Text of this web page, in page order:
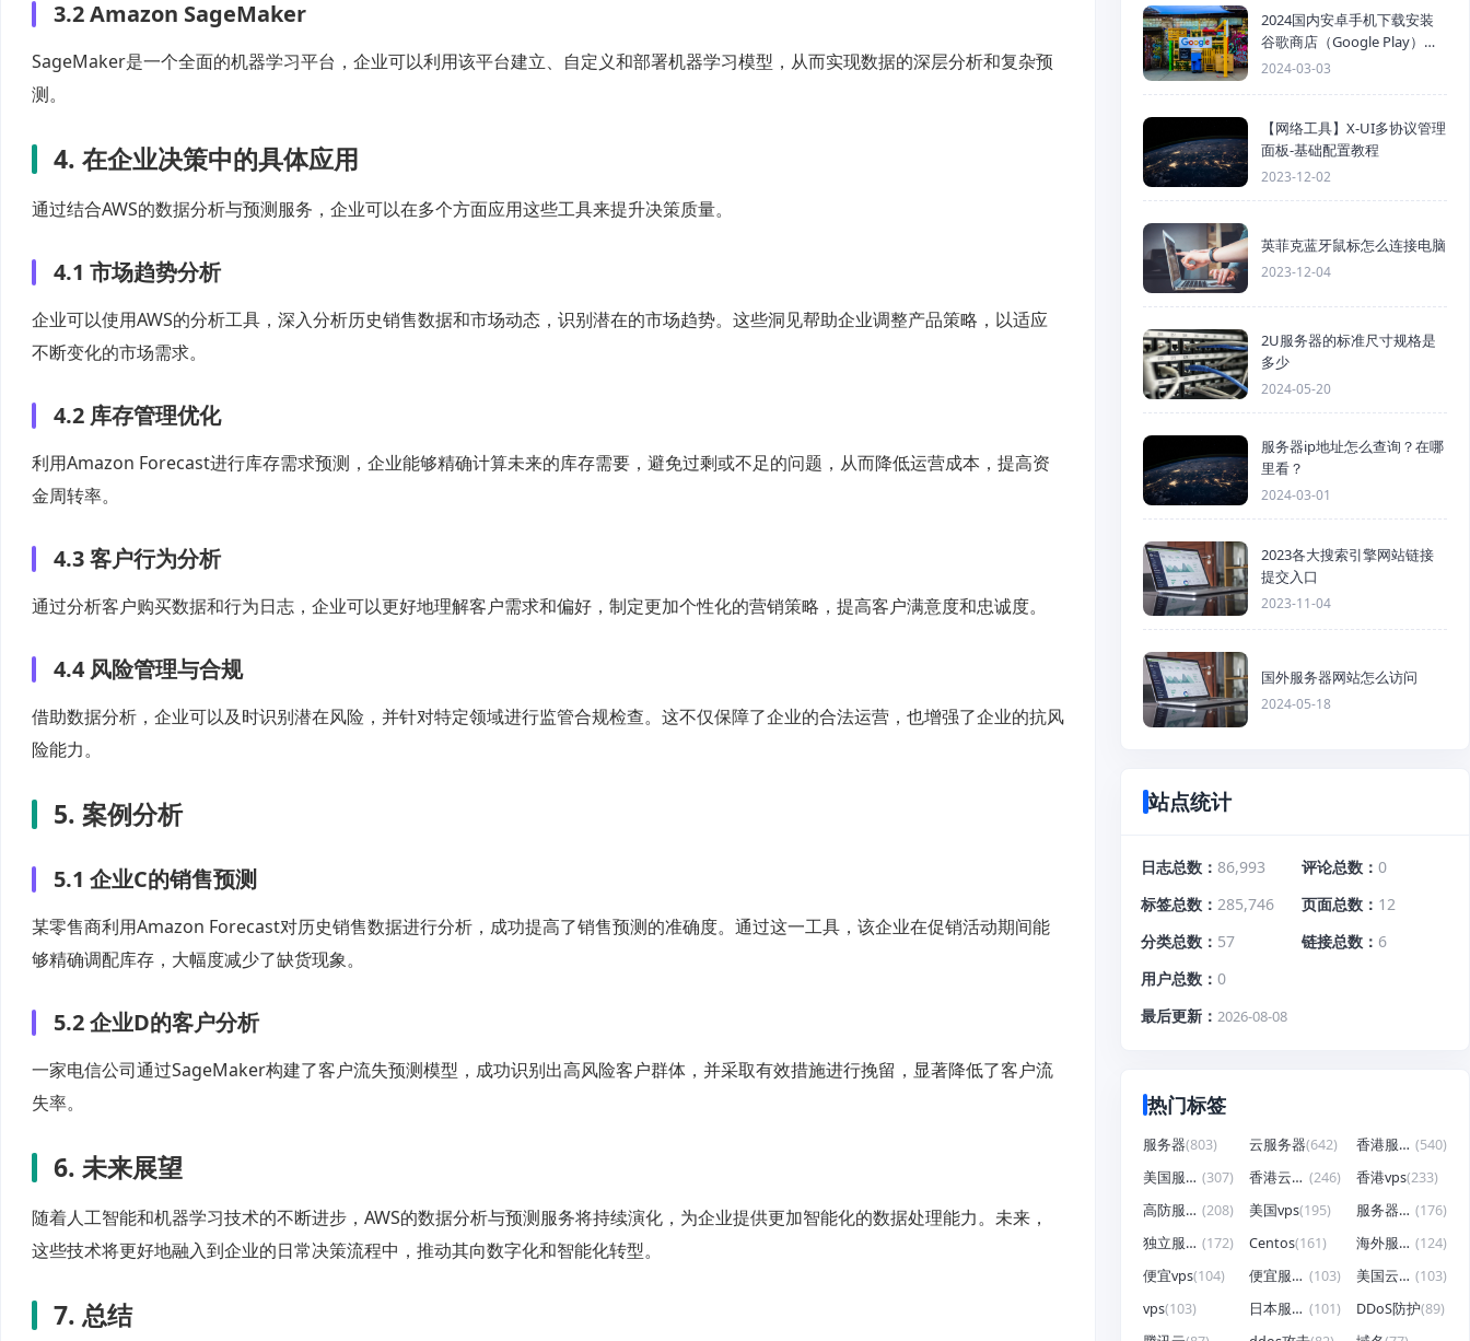
3.2 Amazon SageMaker
SageMaker是一个全面的机器学习平台，企业可以利用该平台建立、自定义和部署机器学习模型，从而实现数据的深层分析和复杂预
测。
4. 在企业决策中的具体应用
通过结合AWS的数据分析与预测服务，企业可以在多个方面应用这些工具来提升决策质量。
4.1 市场趋势分析
企业可以使用AWS的分析工具，深入分析历史销售数据和市场动态，识别潜在的市场趋势。这些洞见帮助企业调整产品策略，以适应
不断变化的市场需求。
4.2 库存管理优化
利用Amazon Forecast进行库存需求预测，企业能够精确计算未来的库存需要，避免过剩或不足的问题，从而降低运营成本，提高资
金周转率。
4.3 客户行为分析
通过分析客户购买数据和行为日志，企业可以更好地理解客户需求和偏好，制定更加个性化的营销策略，提高客户满意度和忠诚度。
4.4 风险管理与合规
借助数据分析，企业可以及时识别潜在风险，并针对特定领域进行监管合规检查。这不仅保障了企业的合法运营，也增强了企业的抗风
险能力。
5. 案例分析
5.1 企业C的销售预测
某零售商利用Amazon Forecast对历史销售数据进行分析，成功提高了销售预测的准确度。通过这一工具，该企业在促销活动期间能
够精确调配库存，大幅度减少了缺货现象。
5.2 企业D的客户分析
一家电信公司通过SageMaker构建了客户流失预测模型，成功识别出高风险客户群体，并采取有效措施进行挽留，显著降低了客户流
失率。
6. 未来展望
随着人工智能和机器学习技术的不断进步，AWS的数据分析与预测服务将持续演化，为企业提供更加智能化的数据处理能力。未来，
这些技术将更好地融入到企业的日常决策流程中，推动其向数字化和智能化转型。
7. 总结
2024国内安卓手机下载安装
谷歌商店（Google Play）详
细步骤
2024-03-03
【网络工具】X-UI多协议管理
面板-基础配置教程
2023-12-02
英菲克蓝牙鼠标怎么连接电脑
2023-12-04
2U服务器的标准尺寸规格是
多少
2024-05-20
服务器ip地址怎么查询？在哪
里看？
2024-03-01
2023各大搜索引擎网站链接
提交入口
2023-11-04
国外服务器网站怎么访问
2024-05-18
站点统计
日志总数 86,993 评论总数
0
标签总数
285,746 页面总数
12
分类总数
57 链接总数
6
用户总数
0
最后更新
2026-08-08
热门标签
服务器(803) 云服务器(642) 香港服务器 (540)
美国服务器 (307) 香港云服务器 (246) 香港vps(233)
高防服务器 (208) 美国vps(195) 服务器租用 (176)
独立服务器 (172) Centos(161) 海外服务器 (124)
便宜vps(104) 便宜服务器 (103) 美国云服务器 (103)
vps(103) 日本服务器 (101) DDoS防护(89)